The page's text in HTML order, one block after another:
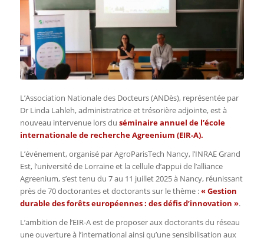
L’Association Nationale des Docteurs (ANDès), représentée par
Dr Linda Lahleh, administratrice et trésorière adjointe, est à
nouveau intervenue lors du séminaire annuel de l’école
internationale de recherche Agreenium (EIR-A).
L’événement, organisé par AgroParisTech Nancy, l’INRAE Grand
Est, l’université de Lorraine et la cellule d’appui de l’alliance
Agreenium, s’est tenu du 7 au 11 juillet 2025 à Nancy, réunissant
près de 70 doctorantes et doctorants sur le thème :« Gestion
durable des forêts européennes : des défis d’innovation ».
L’ambition de l’EIR-A est de proposer aux doctorants du réseau
une ouverture à l’international ainsi qu’une sensibilisation aux